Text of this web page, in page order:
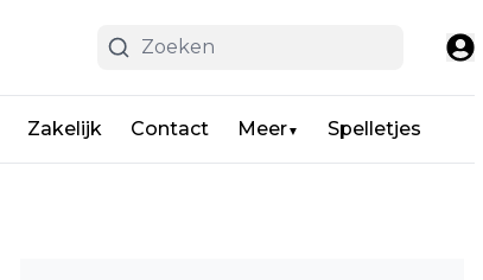
Zakelijk Contact Meer▼ Spelletjes